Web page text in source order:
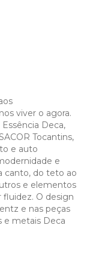
viver o agora.
Deca,
Tocantins,
e auto
e
canto, do teto ao
e elementos
fluidez. O design
e nas peças
e metais Deca